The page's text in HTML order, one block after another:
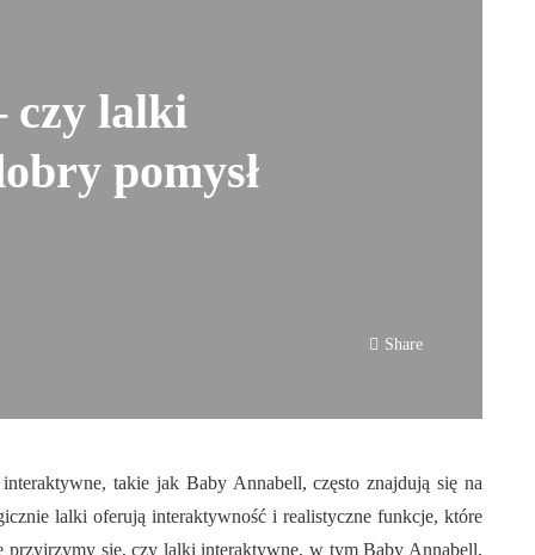
czy lalki
pomysł
Share
takie jak Baby Annabell, często znajdują się na
lalki oferują interaktywność i realistyczne funkcje, które
przyjrzymy się, czy lalki interaktywne, w tym Baby Annabell,